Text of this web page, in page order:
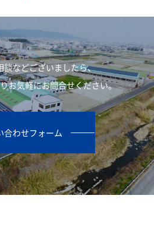
談などございましたら、
お気軽にお問合せください。
合わせフォーム